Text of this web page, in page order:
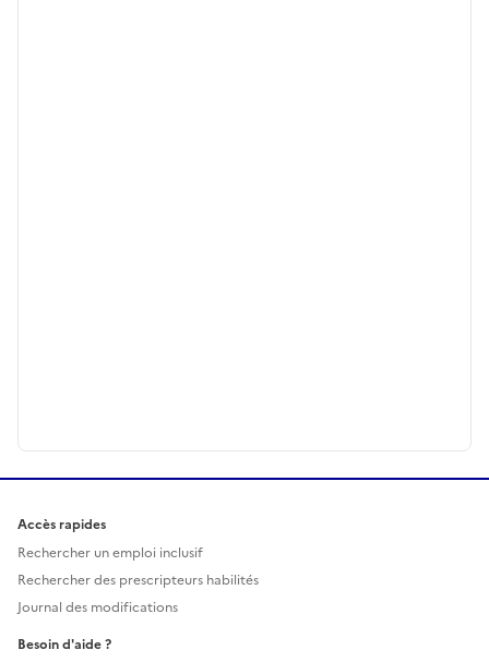
Accès rapides
Rechercher un emploi inclusif
Rechercher des prescripteurs habilités
Journal des modifications
Besoin d'aide ?